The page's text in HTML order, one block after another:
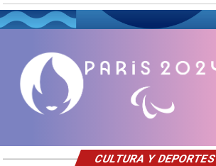
CULTURA Y DEPORTES